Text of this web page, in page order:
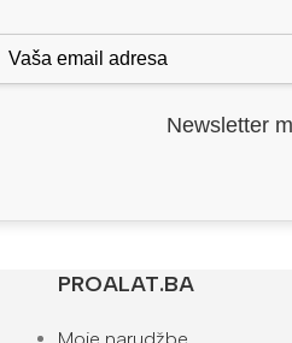
Newsletter
PROALAT.BA